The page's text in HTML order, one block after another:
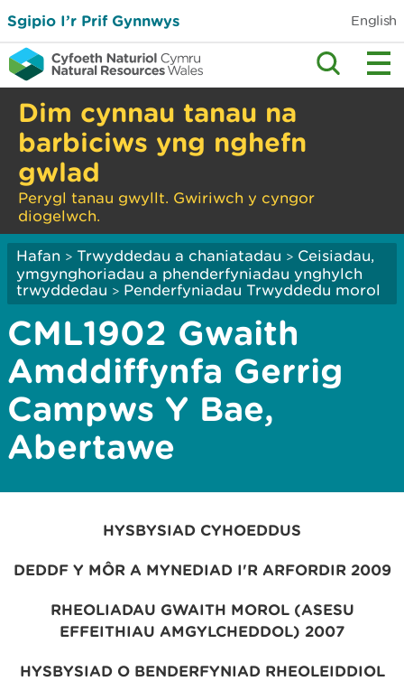
Sgipio I’r Prif Gynnwys English
Dim cynnau tanau na
barbiciws yng nghefn
gwlad
Perygl tanau gwyllt. Gwiriwch y cyngor
diogelwch.
Hafan > Trwyddedau a chaniatadau > Ceisiadau,
ymgynghoriadau a phenderfyniadau ynghylch
trwyddedau > Penderfyniadau Trwyddedu morol
CML1902 Gwaith
Amddiffynfa Gerrig
Campws Y Bae,
Abertawe
HYSBYSIAD CYHOEDDUS
DEDDF Y MÔR A MYNEDIAD I'R ARFORDIR 2009
RHEOLIADAU GWAITH MOROL (ASESU
EFFEITHIAU AMGYLCHEDDOL) 2007
HYSBYSIAD O BENDERFYNIAD RHEOLEIDDIOL